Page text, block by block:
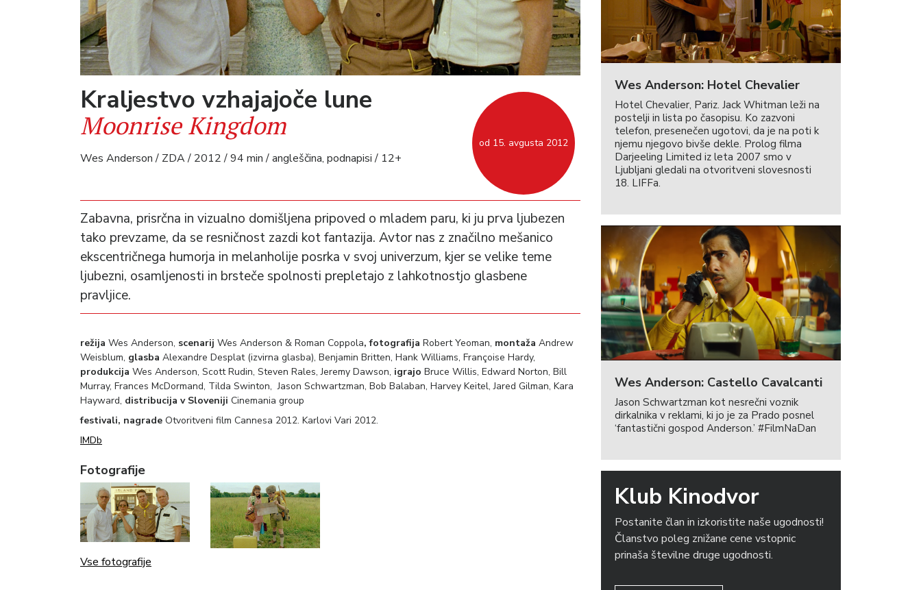
od 15. avgusta 2012
Kraljestvo vzhajajoče lune
Moonrise Kingdom
Wes Anderson / ZDA / 2012 / 94 min / angleščina, podnapisi / 12+
Zabavna, prisrčna in vizualno domišljena pripoved o mladem paru, ki ju prva ljubezen
tako prevzame, da se resničnost zazdi kot fantazija. Avtor nas z značilno mešanico
ekscentričnega humorja in melanholije posrka v svoj univerzum, kjer se velike teme
ljubezni, osamljenosti in brsteče spolnosti prepletajo z lahkotnostjo glasbene
pravljice.
režija Wes Anderson, scenarij Wes Anderson & Roman Coppola, fotografija Robert Yeoman, montaža Andrew
Weisblum, glasba Alexandre Desplat (izvirna glasba), Benjamin Britten, Hank Williams, Françoise Hardy,
produkcija Wes Anderson, Scott Rudin, Steven Rales, Jeremy Dawson, igrajo Bruce Willis, Edward Norton, Bill
Murray, Frances McDormand, Tilda Swinton, Jason Schwartzman, Bob Balaban, Harvey Keitel, Jared Gilman, Kara
Hayward, distribucija v Sloveniji Cinemania group
festivali, nagrade Otvoritveni film Cannesa 2012. Karlovi Vari 2012.
IMDb
Fotografije
Vse fotografije
Wes Anderson: Hotel Chevalier
Hotel Chevalier, Pariz. Jack Whitman leži na
postelji in lista po časopisu. Ko zazvoni
telefon, presenečen ugotovi, da je na poti k
njemu njegovo bivše dekle. Prolog filma
Darjeeling Limited iz leta 2007 smo v
Ljubljani gledali na otvoritveni slovesnosti
18. LIFFa.
Wes Anderson: Castello Cavalcanti
Jason Schwartzman kot nesrečni voznik
dirkalnika v reklami, ki jo je za Prado posnel
‘fantastični gospod Anderson.’ #FilmNaDan
Klub Kinodvor
Postanite član in izkoristite naše ugodnosti!
Članstvo poleg znižane cene vstopnic
prinaša številne druge ugodnosti.